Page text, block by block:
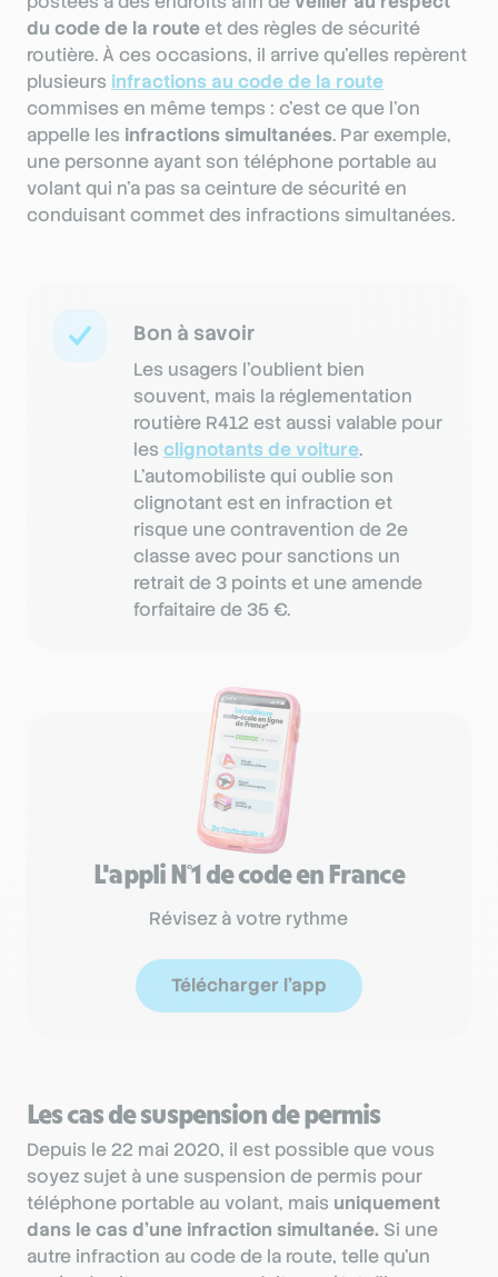
du code de la routeet des règles de sécurité
routière. À ces occasions, il arrive qu’elles repèrent
plusieurs infractions au code de la route
commises en même temps : c’est ce que l’on
appelle les infractions simultanées. Par exemple,
une personne ayant son téléphone portable au
volant qui n’a pas sa ceinture de sécurité en
conduisant commet des infractions simultanées.
Bon à savoir
Les usagers l’oublient bien
souvent, mais la réglementation
routière R412 est aussi valable pour
les clignotants de voiture.
L’automobiliste qui oublie son
clignotant est en infraction et
risque une contravention de 2e
classe avec pour sanctions un
retrait de 3 points et une amende
forfaitaire de 35 €.
L'appli N°1 de code en France
Révisez à votre rythme
Télécharger l'app
Les cas de suspension de permis
Depuis le 22 mai 2020, il est possible que vous
soyez sujet à une suspension de permis pour
téléphone portable au volant, mais uniquement
dans le cas d’une infraction simultanée. Si une
autre infraction au code de la route, telle qu’un